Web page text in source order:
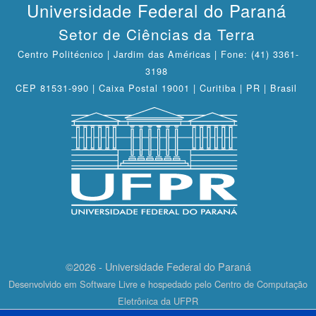
Universidade Federal do Paraná
Setor de Ciências da Terra
Centro Politécnico | Jardim das Américas | Fone: (41) 3361-
3198
CEP 81531-990 | Caixa Postal 19001 | Curitiba | PR | Brasil
©2026 - Universidade Federal do Paraná
Desenvolvido em Software Livre e hospedado pelo Centro de Computação
Eletrônica da UFPR